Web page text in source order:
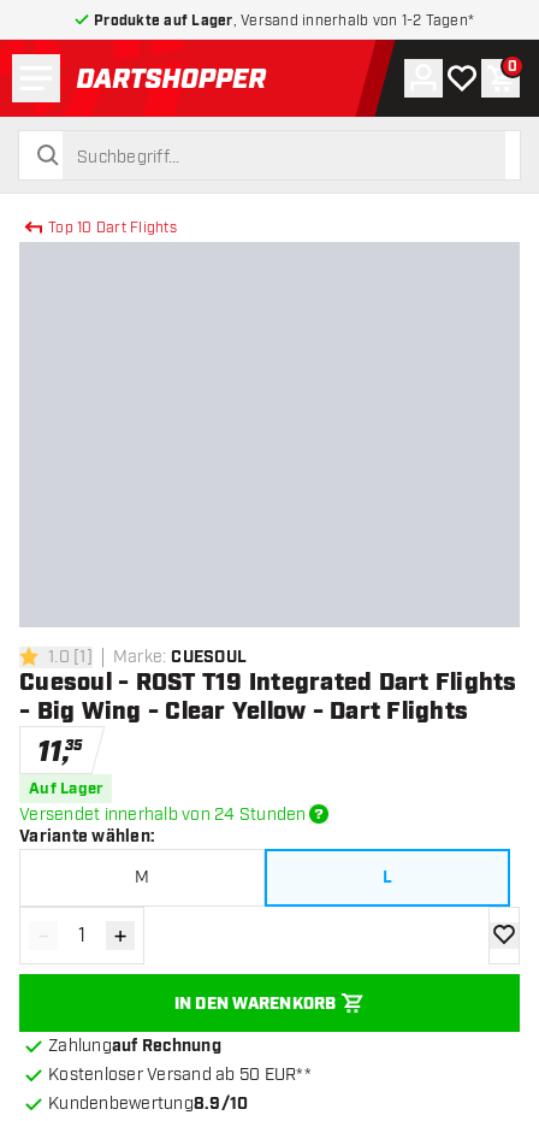
Produkte auf Lager , Versand innerhalb von 1-2 Tagen*
zurück zur Startseite
suchen
suchen
Konto
Meine 0
Top 10 Dart Flights
1 Bewertungssterne
1.0 [1] Marke: CUESOUL
Cuesoul - ROST T19 Integrated Dart Flights
- Big Wing - Clear Yellow - Dart Flights
11,35
Auf Lager
Versendet innerhalb von 24 Stunden
Variante wählen:
M L
Menge verringern
- Menge erhöhen
+
IN DEN WARENKORB
Zur
Zahlungauf Rechnung
Kostenloser Versand ab 50 EUR**
Kundenbewertung8.9/10